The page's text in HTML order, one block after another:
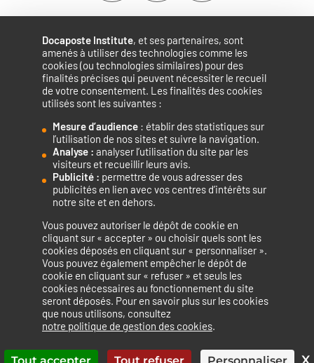
Docaposte Institute, et ses partenaires, sont
amenés à utiliser des technologies comme les
cookies (ou technologies similaires) pour des
finalités précises qui peuvent nécessiter le recueil
de votre consentement. Les finalités des cookies
utilisés sont les suivantes :
Mesure d’audience : établir des statistiques sur
l’utilisation de nos sites et suivre la navigation.
Analyse : analyser l’utilisation du site par les
visiteurs et recueillir leurs avis.
Publicité : permettre de vous adresser des
publicités en lien avec vos centres d’intérêts sur
notre site et en dehors.
Vous pouvez autoriser le dépôt de cookie en
cliquant sur « accepter » ou choisir quels sont les
cookies déposés en cliquant sur « personnaliser ».
Vous pouvez également empêcher le dépôt de
cookie en cliquant sur « refuser » et seuls les
cookies nécessaires au fonctionnement du site
seront déposés. Pour en savoir plus sur les cookies
que nous utilisons, consultez
notre politique de gestion des cookies.
Accélérateur de compétences numériques.
La certification qualité a été délivrée au titre de la catégorie
d’action suivante : ACTIONS DE FORMATION
Mentions légales
Politique de confidentialité
Politique de cookies
Accessibilité : non conforme
Plan du site